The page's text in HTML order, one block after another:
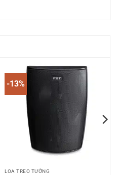
-13%
LOA TREO TƯỜNG